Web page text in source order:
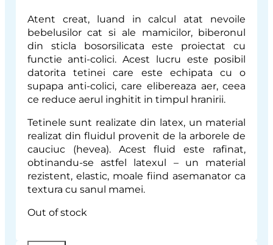
Atent creat, luand in calcul atat nevoile
bebelusilor cat si ale mamicilor, biberonul
din sticla bosorsilicata este proiectat cu
functie anti-colici. Acest lucru este posibil
datorita tetinei care este echipata cu o
supapa anti-colici, care elibereaza aer, ceea
ce reduce aerul inghitit in timpul hranirii.
Tetinele sunt realizate din latex, un material
realizat din fluidul provenit de la arborele de
cauciuc (hevea). Acest fluid este rafinat,
obtinandu-se astfel latexul – un material
rezistent, elastic, moale fiind asemanator ca
textura cu sanul mamei.
Out of stock